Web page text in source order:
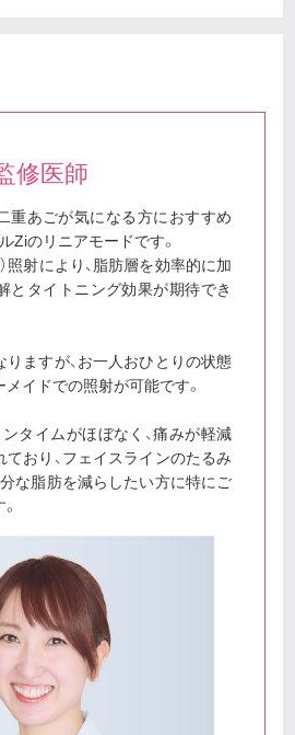
修医師
重あごが気になる方におすすめ
Ziのリニアモードです。
照射により、脂肪層を効率的に加
とタイトニング効果が期待でき
ますが、お一人おひとりの状態
イドでの照射が可能です。
タイムがほぼなく、痛みが軽減
おり、フェイスラインのたるみ
な脂肪を減らしたい方に特にご